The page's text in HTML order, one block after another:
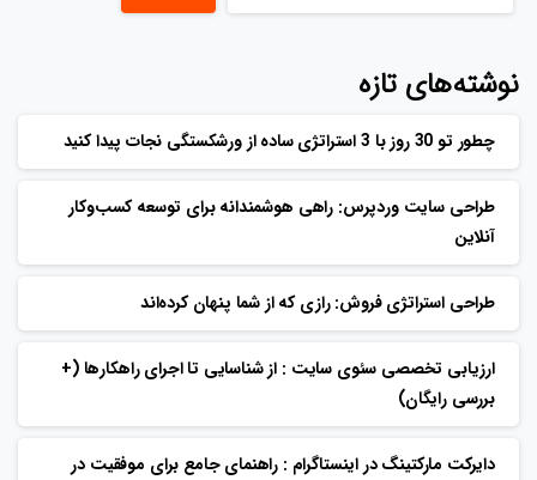
نوشته‌های تازه
چطور تو 30 روز با 3 استراتژی ساده از ورشکستگی نجات پیدا کنید
طراحی سایت وردپرس: راهی هوشمندانه برای توسعه کسب‌وکار
آنلاین
طراحی استراتژی فروش: رازی که از شما پنهان کرده‌اند
ارزیابی تخصصی سئوی سایت : از شناسایی تا اجرای راهکارها (+
بررسی رایگان)
دایرکت مارکتینگ در اینستاگرام : راهنمای جامع برای موفقیت در